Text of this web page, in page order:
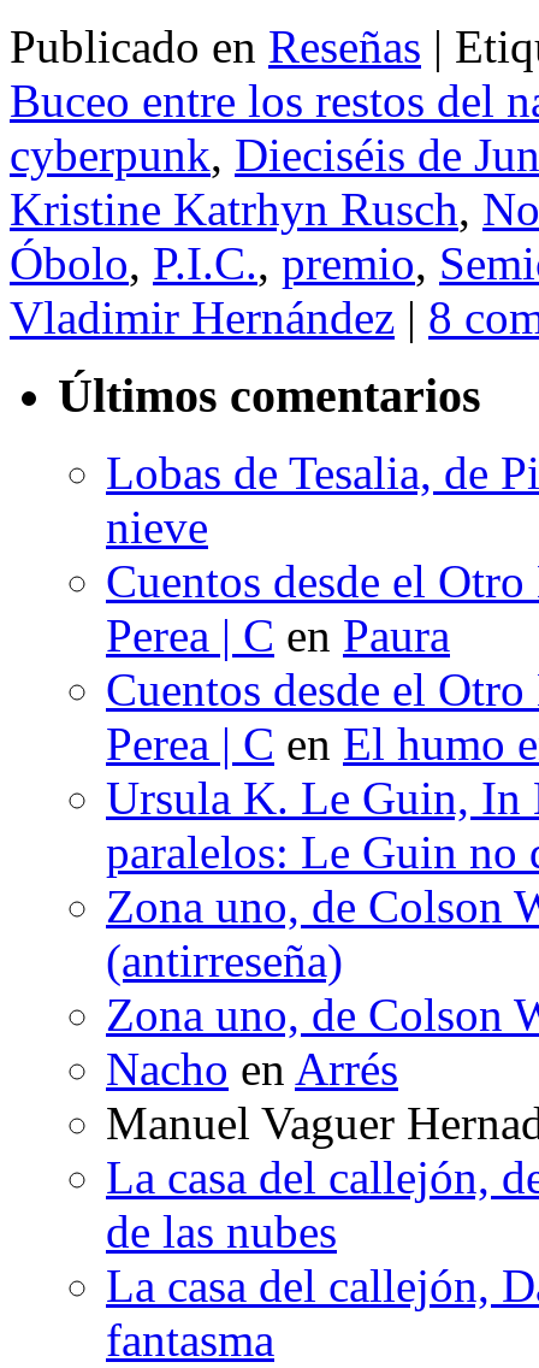
Publicado en Reseñas |
Buceo entre los restos del
cyberpunk, Dieciséis de
Kristine Katrhyn Rusch,
Óbolo, P.I.C., premio,
Vladimir Hernández | 8
Últimos comentarios
Lobas de Tesalia, de
nieve
Cuentos desde el
Perea | C en Paura
Cuentos desde el
Perea | C en El humo
Ursula K. Le Guin, In
paralelos: Le Guin no
Zona uno, de Colson
(antirreseña)
Zona uno, de Colson
Nacho en Arrés
Manuel Vaguer
La casa del callejón,
de las nubes
La casa del callejón,
fantasma